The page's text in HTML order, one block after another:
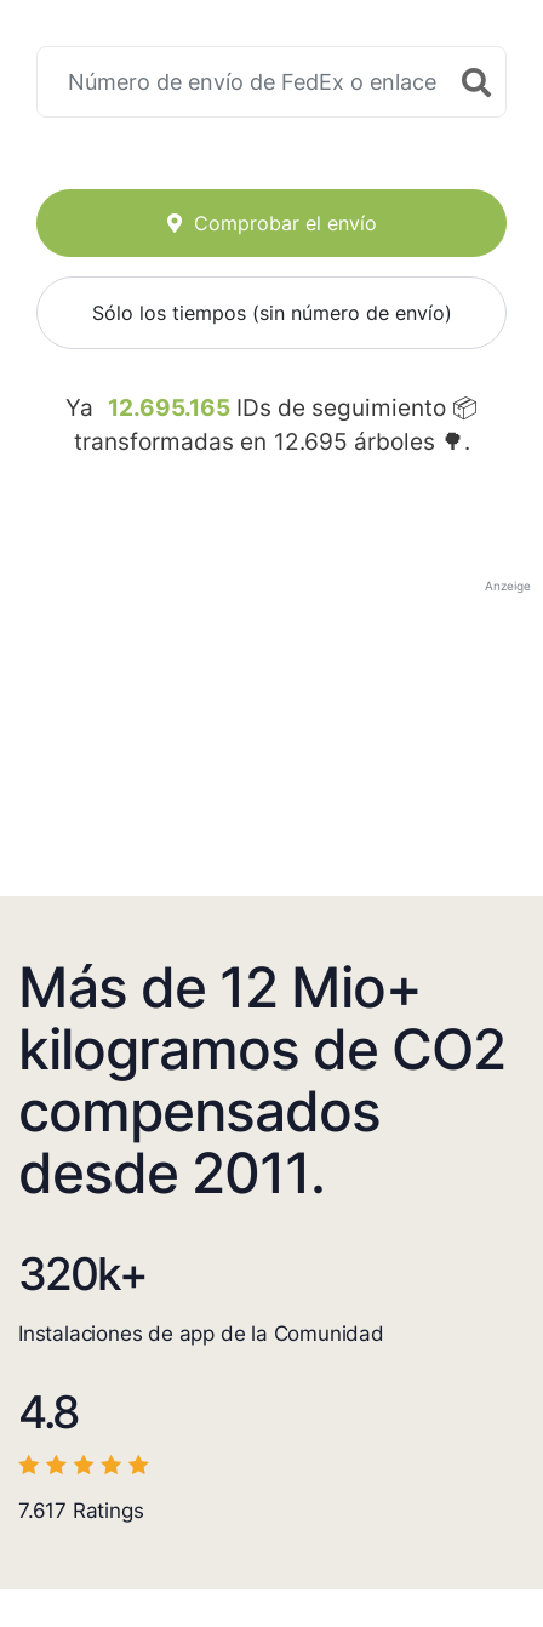
Comprobar el envío
Sólo los tiempos (sin número de envío)
Ya 12.695.165 IDs de seguimiento 📦
transformadas en 12.695 árboles 🌳.
Anzeige
Más de 12 Mio+
kilogramos de CO2
compensados
desde 2011.
320k+
Instalaciones de app de la Comunidad
4.8
7.617 Ratings